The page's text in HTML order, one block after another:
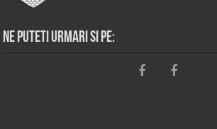
Ne puteti urmari si pe: